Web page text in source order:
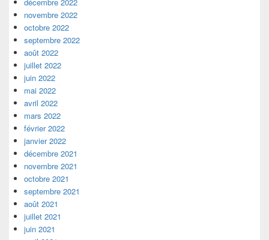
décembre 2022
novembre 2022
octobre 2022
septembre 2022
août 2022
juillet 2022
juin 2022
mai 2022
avril 2022
mars 2022
février 2022
janvier 2022
décembre 2021
novembre 2021
octobre 2021
septembre 2021
août 2021
juillet 2021
juin 2021